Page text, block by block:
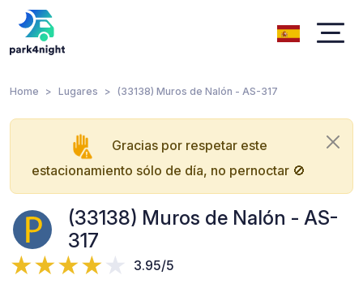
Home Lugares (33138) Muros de Nalón - AS-317
Gracias por respetar este
estacionamiento sólo de día, no pernoctar 🚫
(33138) Muros de Nalón - AS-
317
3.95/5